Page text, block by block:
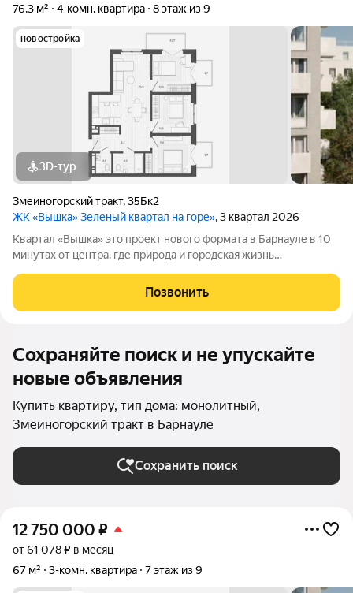
76,3 м²
4-комн. квартира 8 этаж из 9
новостройка
3D-тур
Змеиногорский тракт,35Бк2
ЖК «Вышка» Зеленый квартал на горе», 3 квартал 2026
Квартал «Вышка» это проект нового формата в Барнауле в 10
минутах от центра, где природа и городская жизнь
интеграция в существующий природный ландшафт с
максимальным сохранением зелени и пешеходных
Позвонить
Сохраняйте поиск и не упускайте
новые объявления
Купить квартиру, тип дома: монолитный,
Змеиногорский тракт в Барнауле
Сохранить поиск
12 750 000 ₽
от 61 078 ₽ в месяц
67 м²
3-комн. квартира 7 этаж из 9